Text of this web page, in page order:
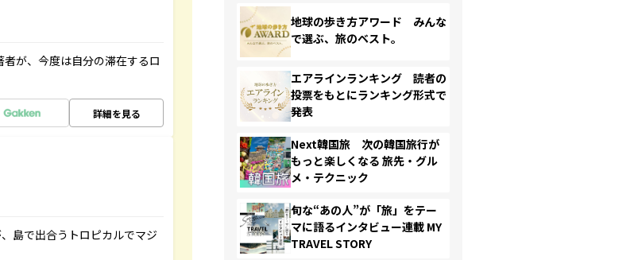
が、今度は自分の滞在するロ
詳細を見る
島で出合うトロピカルでマジ
地球の歩き方アワード みんな
で選ぶ、旅のベスト。
エアラインランキング 読者の
投票をもとにランキング形式で
発表
Next韓国旅 次の韓国旅行が
もっと楽しくなる 旅先・グル
メ・テクニック
旬な“あの人”が「旅」をテー
マに語るインタビュー連載 MY
TRAVEL STORY